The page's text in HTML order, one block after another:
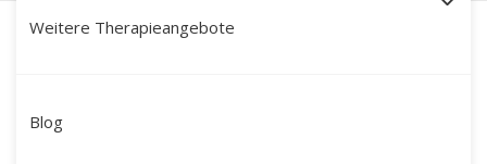
Weitere Therapieangebote
Blog